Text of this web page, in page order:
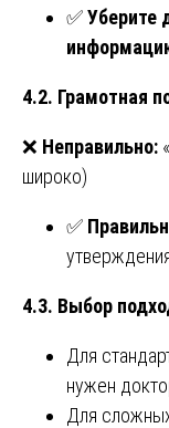
✅Уберите
4.2. Грамотная
❌ Неправильно:
широко)
✅
4.3. Выбор
Для
нужен
Для